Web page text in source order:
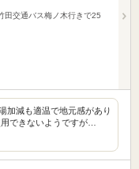
田交通バス梅ノ木行きで25
加減も適温で地元感があり
できないようですが…